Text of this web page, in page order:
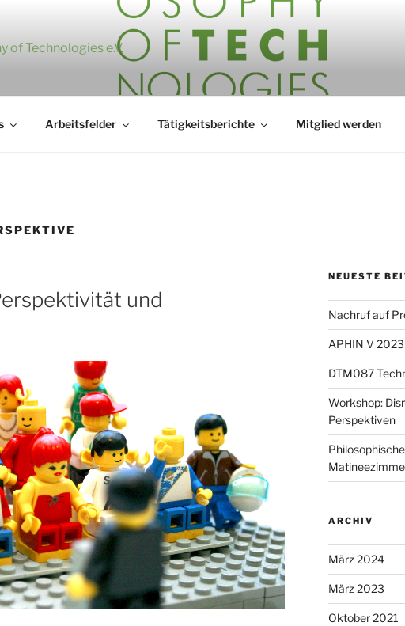
of Technologies e.V.
Arbeitsfelder Tätigkeitsberichte Mitglied werden
und
NEUESTE
Nachruf auf
APHIN V
DTM087
Workshop:
Perspektiven
ARCHIV
März 2024
März 2023
Oktober 2021